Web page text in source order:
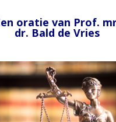
oratie van Prof.
dr. Bald de Vries